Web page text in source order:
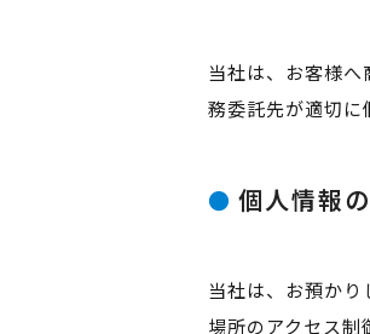
当社は、お客様
務委託先が適切に
個人情報
当社は、お預か
場所のアクセス制